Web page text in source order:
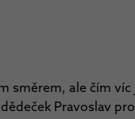
směrem, ale čím
Pravoslav